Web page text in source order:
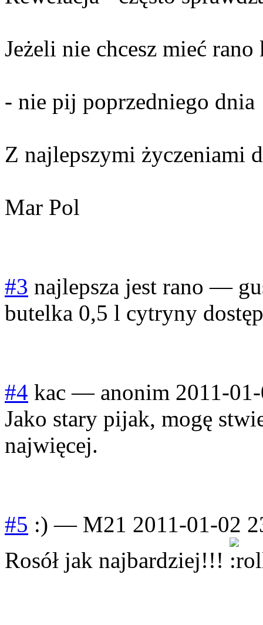
Jeżeli nie chcesz mieć
- nie pij poprzedniego dnia
Z najlepszymi życzeniami
Mar Pol
#3 najlepsza jest rano —
butelka 0,5 l cytryny
#4 kac — anonim 2011-
Jako stary pijak, mogę
najwięcej.
#5 :) — M21 2011-01-02
Rosół jak najbardziej!!!